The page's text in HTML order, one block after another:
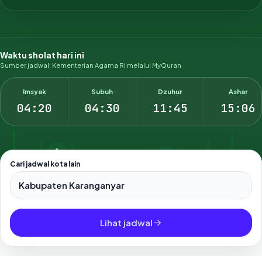
Waktu sholat hari ini
Sumber jadwal: Kementerian Agama RI melalui MyQuran
Imsyak
04:20
Subuh
04:30
Dzuhur
11:45
Ashar
15:06
Cari jadwal kota lain
Pilih salah satu dari 500+ kota dan kabupaten di Indonesia.
Lihat jadwal